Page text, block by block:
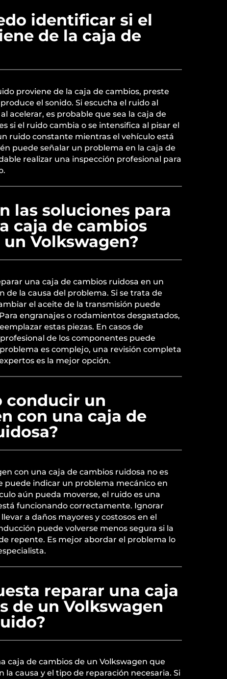
identificar si el
de la caja de
proviene de la caja de cambios, preste
el sonido. Si escucha el ruido al
acelerar, es probable que sea la caja de
si el ruido cambia o se intensifica al pisar el
ruido constante mientras el vehículo está
puede señalar un problema en la caja de
realizar una inspección profesional para
las soluciones para
caja de cambios
Volkswagen?
una caja de cambios ruidosa en un
de la causa del problema. Si se trata de
el aceite de la transmisión puede
engranajes o rodamientos desgastados,
estas piezas. En casos de
de los componentes puede
es complejo, una revisión completa
es la mejor opción.
conducir un
con una caja de
con una caja de cambios ruidosa no es
puede indicar un problema mecánico en
aún pueda moverse, el ruido es una
funcionando correctamente. Ignorar
a daños mayores y costosos en el
puede volverse menos segura si la
repente. Es mejor abordar el problema lo
reparar una caja
de un Volkswagen
caja de cambios de un Volkswagen que
la causa y el tipo de reparación necesaria. Si